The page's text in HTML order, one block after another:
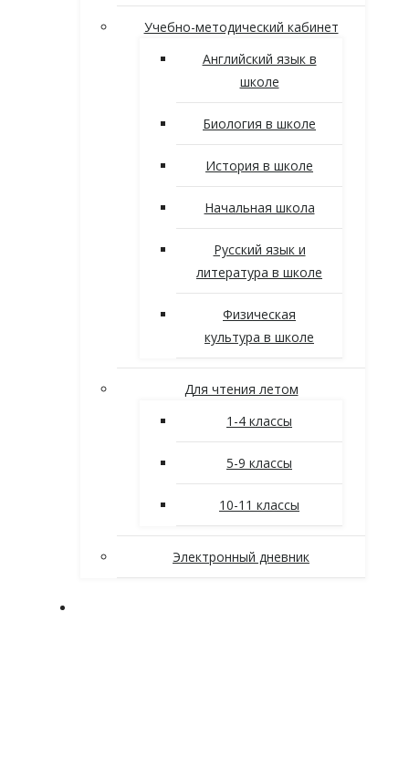
Учебно-методический кабинет
Английский язык в
школе
Биология в школе
История в школе
Начальная школа
Русский язык и
литература в школе
Физическая
культура в школе
Для чтения летом
1-4 классы
5-9 классы
10-11 классы
Электронный дневник